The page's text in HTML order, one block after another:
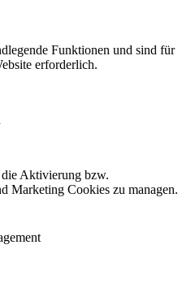
Funktionen und sind für
erforderlich.
Aktivierung bzw.
Marketing Cookies zu managen.